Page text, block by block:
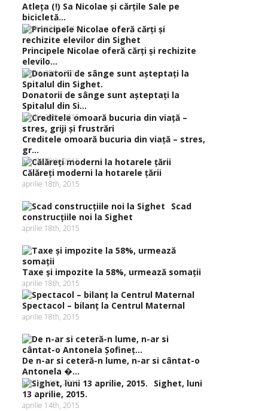
Atleţa (!) Sa Nicolae şi cărţile Sale pe
bicicletă...
aprilie 23rd, 2015
Principele Nicolae oferă cărţi şi rechizite
elevilo...
aprilie 20th, 2015
Donatorii de sânge sunt aşteptaţi la
Spitalul din Si...
aprilie 20th, 2015
Creditele omoară bucuria din viaţă – stres,
gr...
aprilie 20th, 2015
Călăreţi moderni la hotarele ţării
aprilie 18th, 2015
Scad
construcţiile noi la Sighet
aprilie 18th, 2015
Taxe şi impozite la 58%, urmează somaţii
aprilie 18th, 2015
Spectacol – bilanţ la Centrul Maternal
aprilie 18th, 2015
De n-ar si ceteră-n lume, n-ar si cântat-o
Antonela �...
aprilie 16th, 2015
Sighet, luni
13 aprilie, 2015.
aprilie 14th, 2015